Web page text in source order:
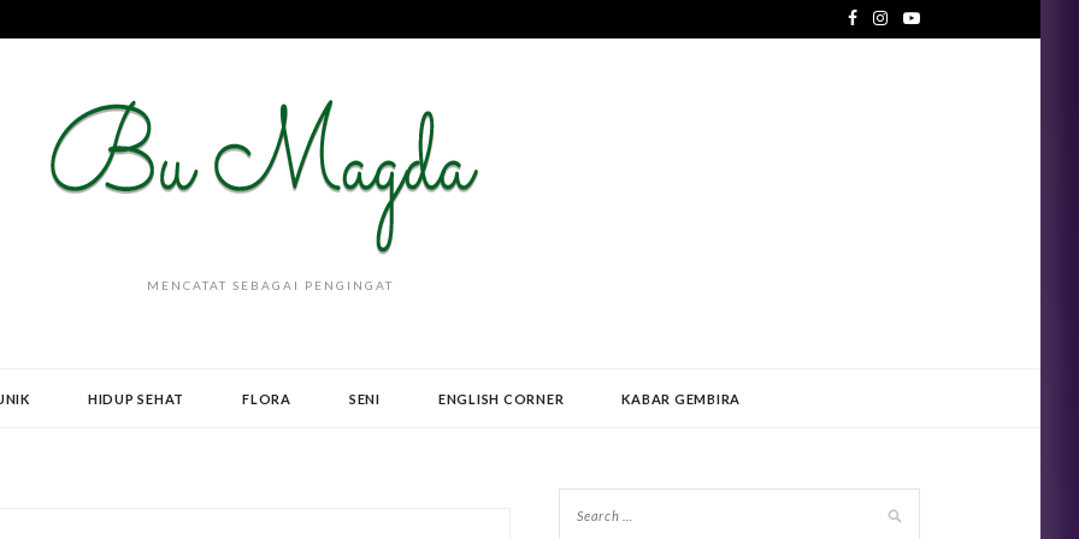
MENCATAT SEBAGAI PENGINGAT
HIDUP SEHAT FLORA SENI ENGLISH CORNER KABAR GEMBIRA